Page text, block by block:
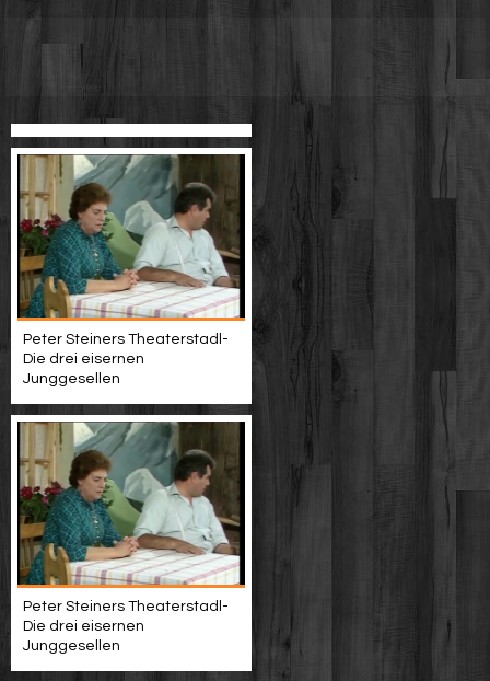
Peter Steiners Theaterstadl-
Die drei eisernen
Junggesellen
Peter Steiners Theaterstadl-
Die drei eisernen
Junggesellen